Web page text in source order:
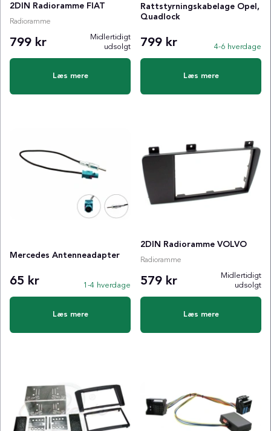
2DIN Radioramme FIAT
Radioramme
799 kr
Midlertidigt
udsolgt
Læs mere
Rattstyrningskabelage Opel,
Quadlock
799 kr 4-6 hverdage
Læs mere
Mercedes Antenneadapter
65 kr 1-4 hverdage
Læs mere
2DIN Radioramme VOLVO
Radioramme
579 kr
Midlertidigt
udsolgt
Læs mere